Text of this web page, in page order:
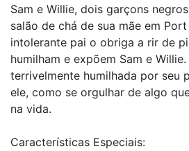
Sam e Willie, dois garçons
salão de chá de sua mãe em
intolerante pai o obriga a rir de
humilham e expõem Sam e
terrivelmente humilhada por seu
ele, como se orgulhar de algo
na vida.
Características Especiais: